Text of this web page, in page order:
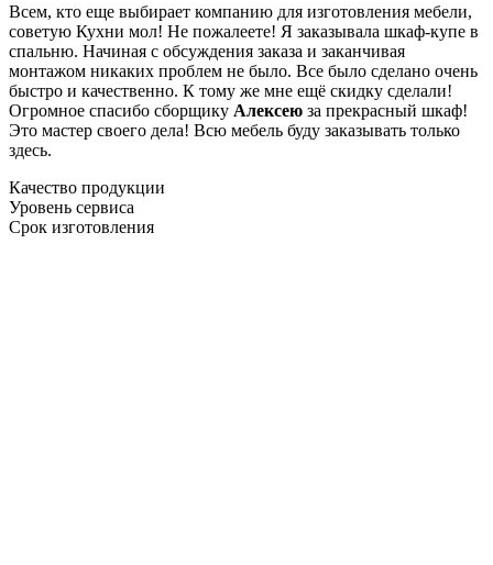
Всем, кто еще выбирает компанию для изготовления мебели,
советую Кухни мол! Не пожалеете! Я заказывала шкаф-купе в
спальню. Начиная с обсуждения заказа и заканчивая
монтажом никаких проблем не было. Все было сделано очень
быстро и качественно. К тому же мне ещё скидку сделали!
Огромное спасибо сборщику Алексею за прекрасный шкаф!
Это мастер своего дела! Всю мебель буду заказывать только
здесь.
Качество продукции
Уровень сервиса
Срок изготовления